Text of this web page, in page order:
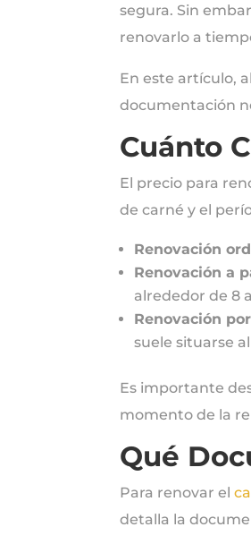
segura. Sin
renovarlo a
En este artículo,
documentación
Cuánto
El precio para
de carné y el
Renovación
Renovación a
alrededor de 8
Renovación
suele situarse
Es importante
momento de la
Qué
Para renovar el
detalla la